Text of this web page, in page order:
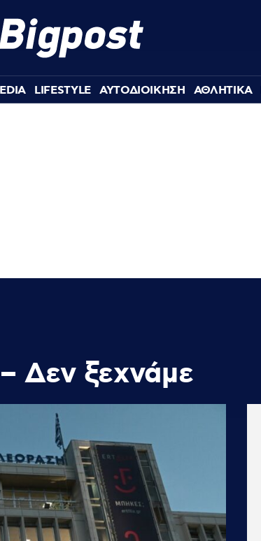
LIFESTYLE ΑΥΤΟΔΙΟΙΚΗΣΗ ΑΘΛΗΤΙΚΑ
Δεν ξεχνάμε